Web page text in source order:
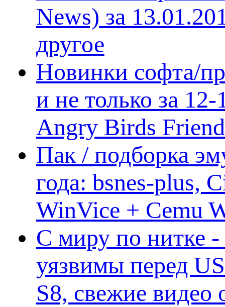
News) за
другое
Новинки софта/
и не только за
Angry Birds
Пак / подборка
года: bsnes-plus,
WinVice + Cemu
С миру по нитке
уязвимы перед
S8, свежие